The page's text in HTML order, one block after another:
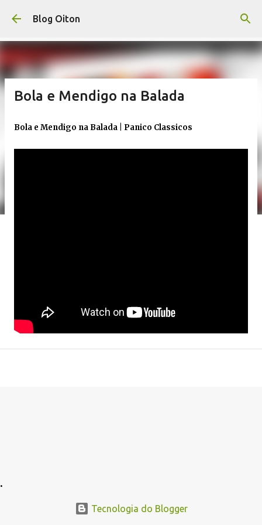
Pular para o conteúdo principal
Blog Oiton
Bola e Mendigo na Balada
Bola e Mendigo na Balada | Panico Classicos
.
Tecnologia do Blogger